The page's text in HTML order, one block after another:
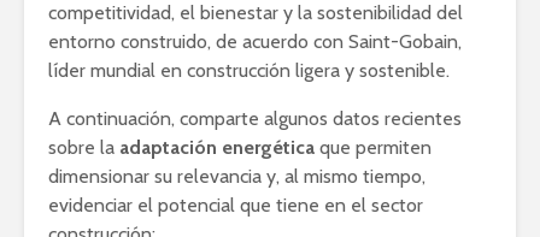
competitividad, el bienestar y la sostenibilidad del
entorno construido, de acuerdo con Saint-Gobain,
líder mundial en construcción ligera y sostenible.
A continuación, comparte algunos datos recientes
sobre la adaptación energética que permiten
dimensionar su relevancia y, al mismo tiempo,
evidenciar el potencial que tiene en el sector